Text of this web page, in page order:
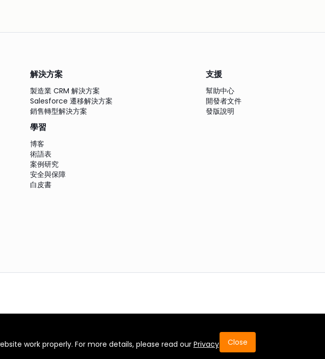
解決方案
製造業 CRM 解決方案
Salesforce 遷移解決方案
銷售轉型解決方案
學習
博客
術語表
案例研究
安全與保障
白皮書
支援
幫助中心
開發者文件
發版說明
2012-2026 ShareCRM.com
work properly. For more details, please read our Privacy
Close